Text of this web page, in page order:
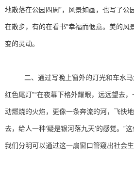
地散落在公园四周”，风景如画，也写了公
在散步，有的在看书”幸福而惬意。美的风
变的灵动。
二、通过写晚上窗外的灯光和车水马
红色尾灯”“在夜幕下格外耀眼，远远望去
动燃烧的火焰，更像一条奔流的河，飞快
去，给人一种‘疑是银河落九天’的感觉。”
我们分明可以通过这一扇窗口管窥出社会